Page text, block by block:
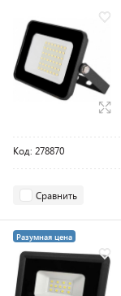
Код: 278870
Сравнить
Разумная цена